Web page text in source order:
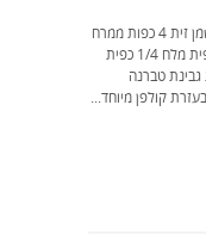
מצרכים ל-4 מנות: 6 זוקיני בינוניים 1 כף שמן זית 4 כפות ממרח
פסטו קליפה מגוררת דק מ-1/2 לימון 1/2 כפית מלח 1/4 כפית
גרם קוביות גבינת טברנה
קולפן מיוחד...